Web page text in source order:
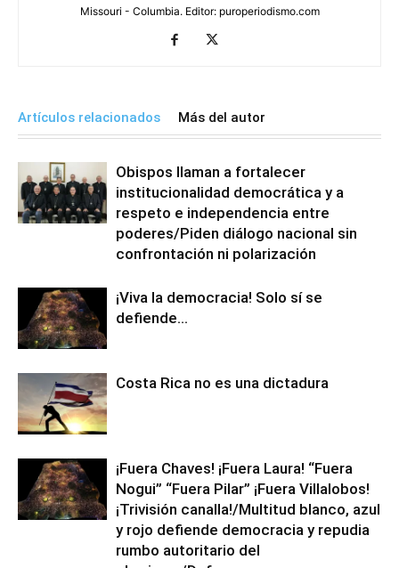
Missouri - Columbia. Editor: puroperiodismo.com
Artículos relacionados Más del autor
Obispos llaman a fortalecer
institucionalidad democrática y a
respeto e independencia entre
poderes/Piden diálogo nacional sin
confrontación ni polarización
¡Viva la democracia! Solo sí se
defiende…
Costa Rica no es una dictadura
¡Fuera Chaves! ¡Fuera Laura! “Fuera
Nogui” “Fuera Pilar” ¡Fuera Villalobos!
¡Trivisión canalla!/Multitud blanco, azul
y rojo defiende democracia y repudia
rumbo autoritario del